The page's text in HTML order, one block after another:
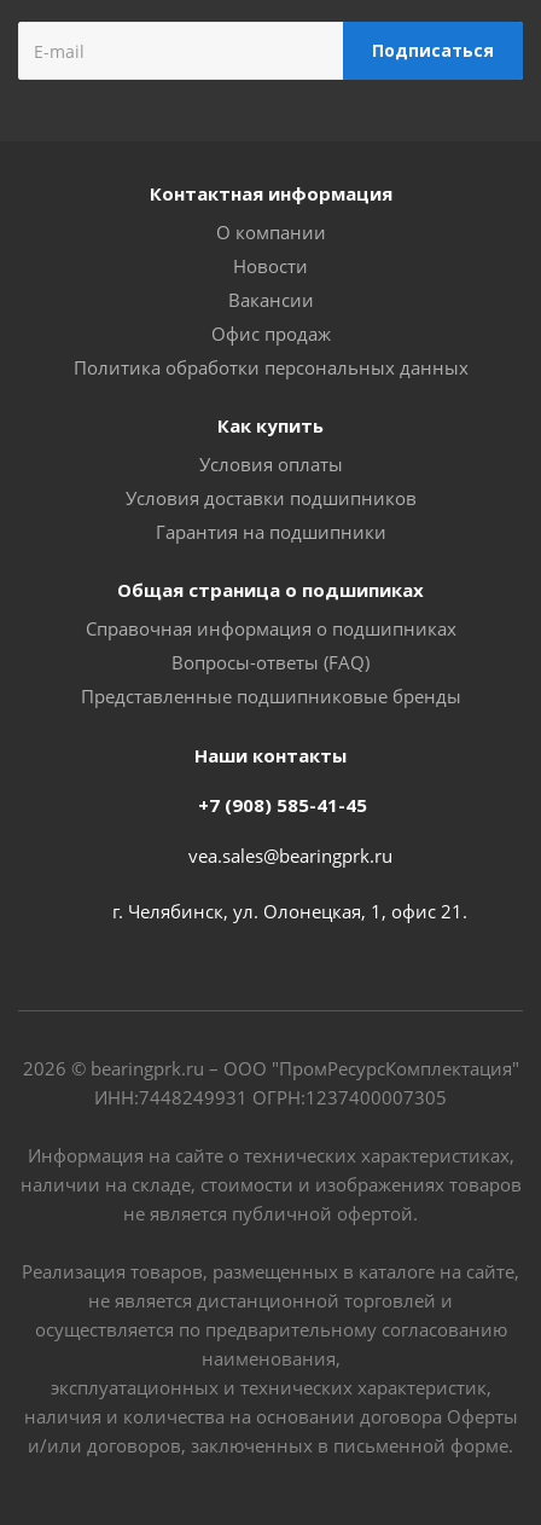
Контактная информация
О компании
Новости
Вакансии
Офис продаж
Политика обработки персональных данных
Как купить
Условия оплаты
Условия доставки подшипников
Гарантия на подшипники
Общая страница о подшипиках
Справочная информация о подшипниках
Вопросы-ответы (FAQ)
Представленные подшипниковые бренды
Наши контакты
+7 (908) 585-41-45
vea.sales@bearingprk.ru
г. Челябинск, ул. Олонецкая, 1, офис 21.
2026 © bearingprk.ru – ООО "ПромРесурсКомплектация"
ИНН:7448249931 ОГРН:1237400007305
Информация на сайте о технических характеристиках,
наличии на складе, стоимости и изображениях товаров
не является публичной офертой.
Реализация товаров, размещенных в каталоге на сайте,
не является дистанционной торговлей и
осуществляется по предварительному согласованию
наименования,
эксплуатационных и технических характеристик,
наличия и количества на основании договора Оферты
и/или договоров, заключенных в письменной форме.